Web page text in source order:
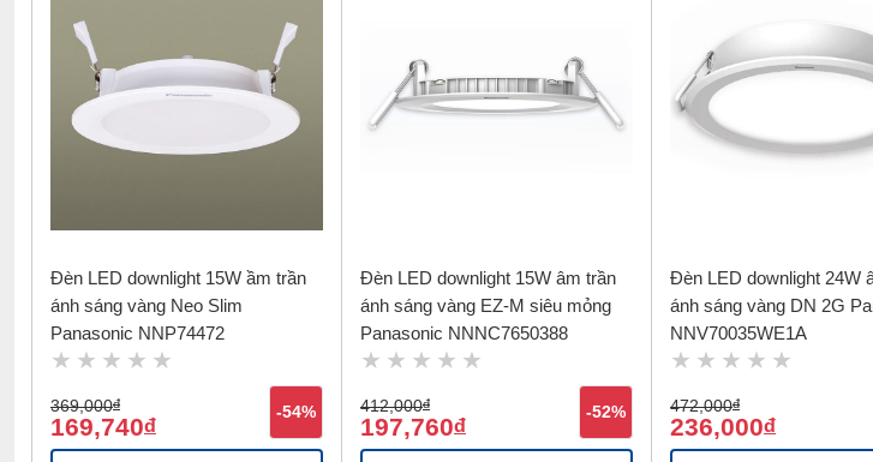
Đèn LED downlight 15W ầm trần
ánh sáng vàng Neo Slim
Panasonic NNP74472
369,000đ
169,740đ
-54%
Đèn LED downlight 15W âm trần
ánh sáng vàng EZ-M siêu mỏng
Panasonic NNNC7650388
412,000đ
197,760đ
-52%
Đèn LED downlight 24W
ánh sáng vàng DN 2G
NNV70035WE1A
472,000đ
236,000đ